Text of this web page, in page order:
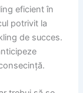
eficient în
potrivit la
de succes.